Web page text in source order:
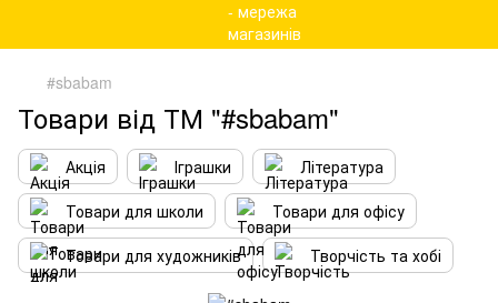
#sbabam
Товари від ТМ "#sbabam"
Акція Іграшки
Література
Товари для школи
Товари для офісу
Товари для художників
Творчість та хобі